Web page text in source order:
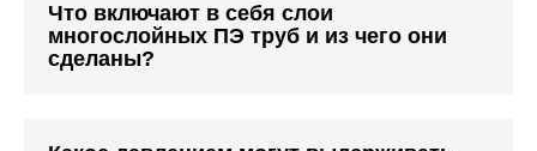
Что включают в себя слои
многослойных ПЭ труб и из чего они
сделаны?